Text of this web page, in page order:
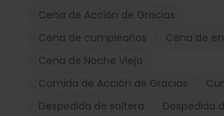
Cena de Acción de Gracias
Cena de cumpleaños
Cena de
Cena de Noche Vieja
Comida de Acción de Gracias
Despedida de soltera
Despedida